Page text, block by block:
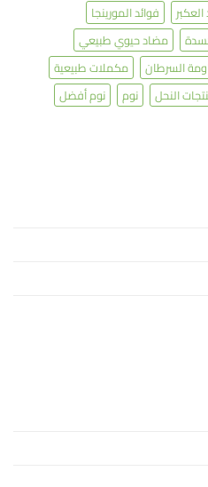
فوائد المورينجا
مضاد حيوي طبيعي
السرطان
مكملات طبيعية
النحل نوم نوم أفضل